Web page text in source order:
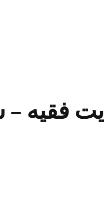
فقیه –